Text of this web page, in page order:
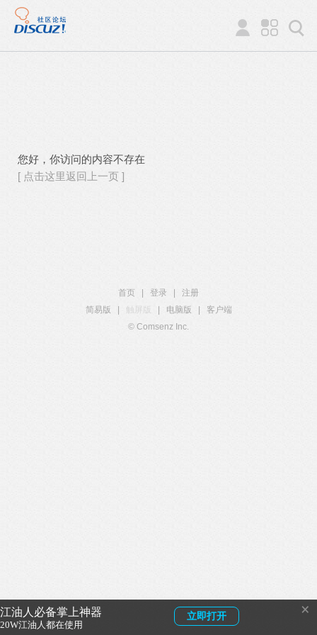
江油人必备掌上神器
20W江油人都在使用
立即打开 ×
您好，你访问的内容不存在
[ 点击这里返回上一页 ]
首页 登录
注册
简易版
触屏版 电脑版
客户端
© Comsenz Inc.